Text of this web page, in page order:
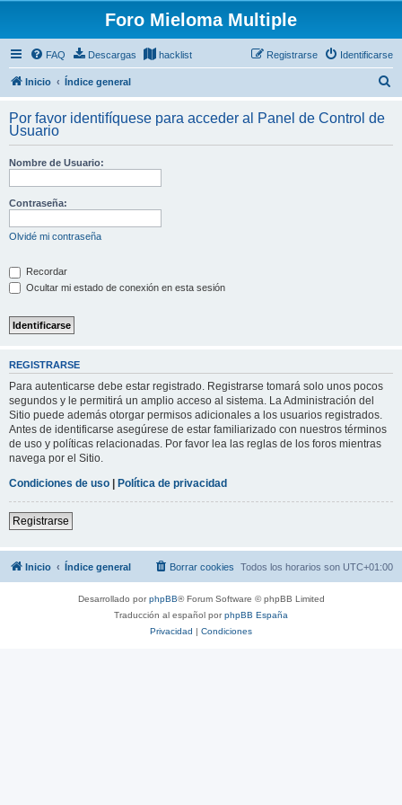
Foro Mieloma Multiple
FAQ Descargas hacklist Identificarse
Registrarse
Inicio Índice general
c
Por favor identifíquese para acceder al Panel de Control de
Usuario
Nombre de Usuario:
Contraseña:
Olvidé mi contraseña
Recordar
Ocultar mi estado de conexión en esta sesión
REGISTRARSE
Para autenticarse debe estar registrado. Registrarse tomará solo unos pocos
segundos y le permitirá un amplio acceso al sistema. La Administración del
Sitio puede además otorgar permisos adicionales a los usuarios registrados.
Antes de identificarse asegúrese de estar familiarizado con nuestros términos
de uso y políticas relacionadas. Por favor lea las reglas de los foros mientras
navega por el Sitio.
Condiciones de uso | Política de privacidad
Registrarse
Inicio Índice general Todos los horarios son UTC+01:00
Borrar cookies
Desarrollado porphpBB® Forum Software © phpBB Limited
Traducción al español porphpBB España
Privacidad | Condiciones